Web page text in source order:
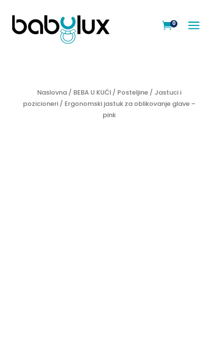
a
0
Naslovna / BEBA U KUĆI / Posteljine / Jastuci i
pozicioneri / Ergonomski jastuk za oblikovanje glave –
pink